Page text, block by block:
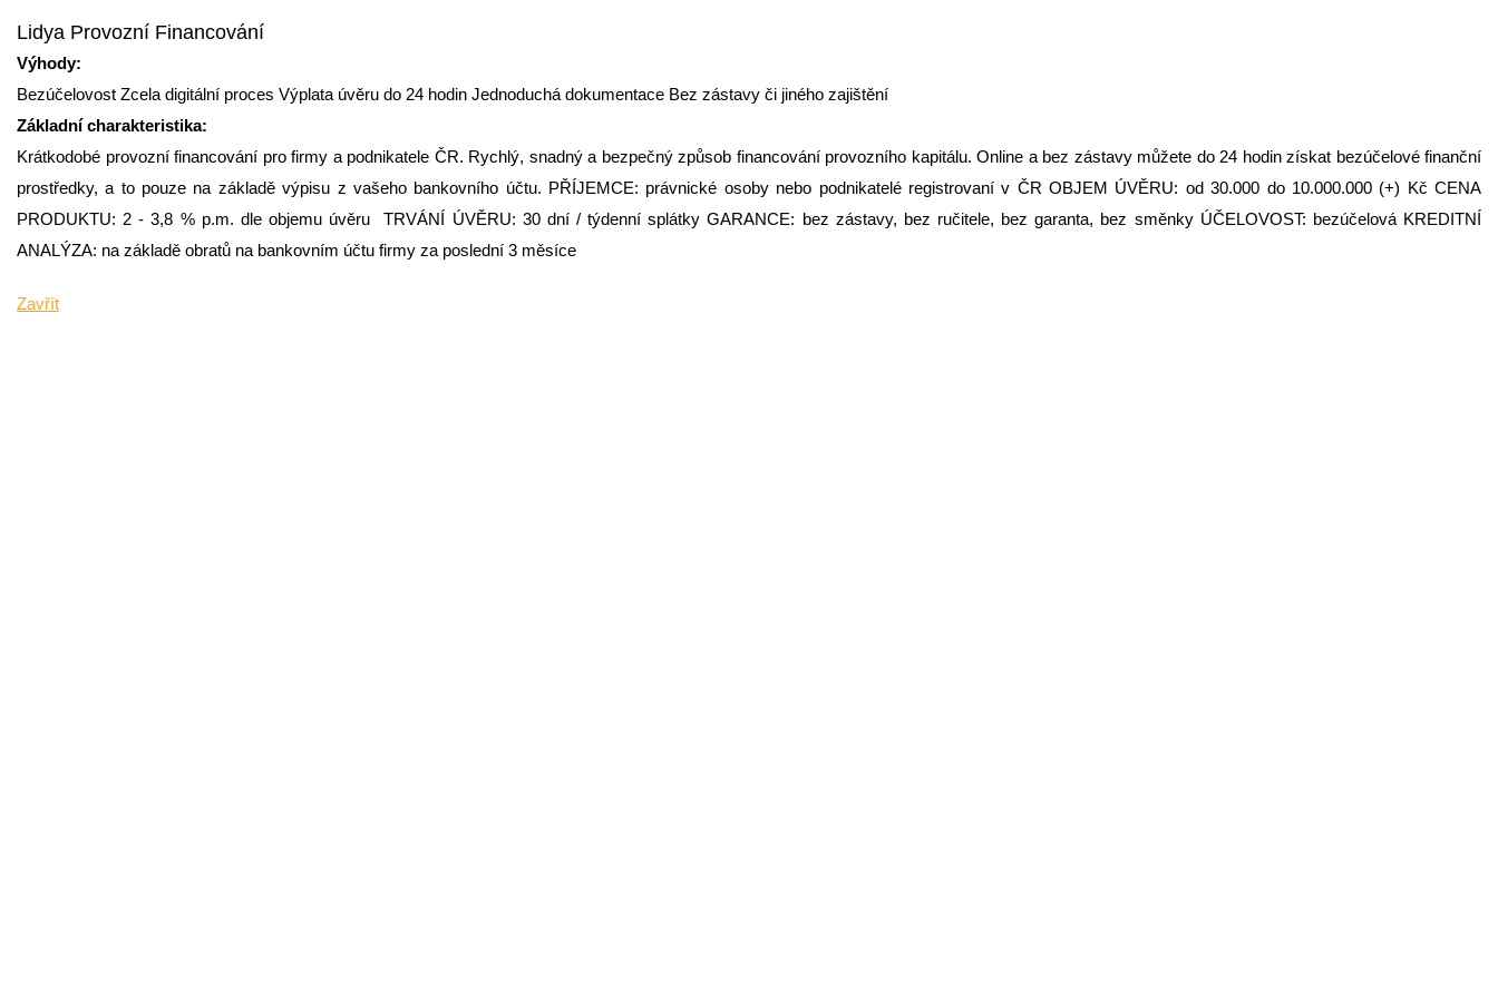
Lidya Provozní Financování
Výhody:
Bezúčelovost Zcela digitální proces Výplata úvěru do 24 hodin Jednoduchá dokumentace Bez zástavy či jiného zajištění
Základní charakteristika:
Krátkodobé provozní financování pro firmy a podnikatele ČR. Rychlý, snadný a bezpečný způsob financování provozního kapitálu. Online a bez zástavy můžete do 24 hodin získat bezúčelové finanční
prostředky, a to pouze na základě výpisu z vašeho bankovního účtu. PŘÍJEMCE: právnické osoby nebo podnikatelé registrovaní v ČR OBJEM ÚVĚRU: od 30.000 do 10.000.000 (+) Kč CENA
PRODUKTU: 2 - 3,8 % p.m. dle objemu úvěru TRVÁNÍ ÚVĚRU: 30 dní / týdenní splátky GARANCE: bez zástavy, bez ručitele, bez garanta, bez směnky ÚČELOVOST: bezúčelová KREDITNÍ
ANALÝZA: na základě obratů na bankovním účtu firmy za poslední 3 měsíce
Zavřít